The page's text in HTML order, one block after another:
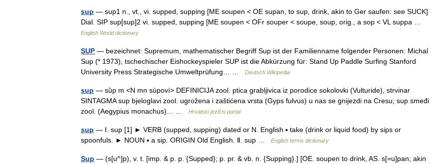
sup — sup1 n., vt., vi. supped, supping [ME soupen < OE supan, to sup, drink, akin to Ger saufen: see SUCK]
Dial. SIP sup[sup]2 vi. supped, supping [ME soupen < OFr souper < soupe, soup, orig., a sop < VL suppa …
English World dictionary
SUP — bezeichnet: Supremum, mathematischer Begriff Sup ist der Familienname folgender Personen: Michal
Sup (* 1973), tschechischer Eishockeyspieler SUP ist die Abkürzung für: Stand Up Paddle Surfing Stanford
University Press Strategische Umweltprüfung… …
Deutsch Wikipedia
sup — sȕp m <N mn sùpoví> DEFINICIJA zool. ptica grabljivica iz porodice sokolovki (Vulturide), strvinar
SINTAGMA sup bjeloglavi zool. ugrožena i zaštićena vrsta (Gyps fulvus) u nas se gnijezdi na Cresu; sup smeđi
zool. (Aegypius monachus)… …
Hrvatski jezični portal
sup — Ⅰ. sup [1] ► VERB (supped, supping) dated or N. English ▪ take (drink or liquid food) by sips or
spoonfuls. ► NOUN ▪ a sip. ORIGIN Old English. Ⅱ. sup …
English terms dictionary
Sup — (s[u^]p), v. t. [imp. & p. p. {Supped}; p. pr. & vb. n. {Supping}.] [OE. soupen to drink, AS. s[=u]pan; akin